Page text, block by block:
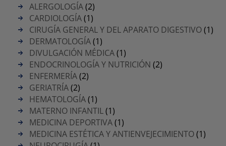
ALERGOLOGÍA(2)
CARDIOLOGÍA(1)
CIRUGÍA GENERAL Y DEL APARATO DIGESTIVO(1)
DERMATOLOGÍA(1)
DIVULGACIÓN MÉDICA(1)
ENDOCRINOLOGÍA Y NUTRICIÓN (2)
ENFERMERÍA(2)
GERIATRÍA(2)
HEMATOLOGÍA(1)
MATERNO INFANTIL(1)
MEDICINA DEPORTIVA(1)
MEDICINA ESTÉTICA Y ANTIENVEJECIMIENTO(1)